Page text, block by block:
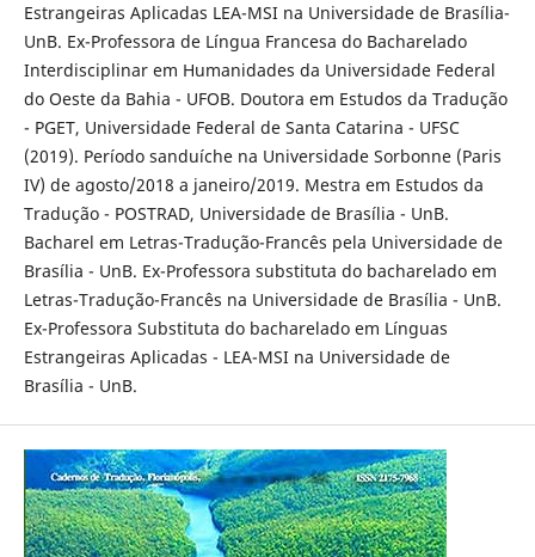
Estrangeiras Aplicadas LEA-MSI na Universidade de Brasília-
UnB. Ex-Professora de Língua Francesa do Bacharelado
Interdisciplinar em Humanidades da Universidade Federal
do Oeste da Bahia - UFOB. Doutora em Estudos da Tradução
- PGET, Universidade Federal de Santa Catarina - UFSC
(2019). Período sanduíche na Universidade Sorbonne (Paris
IV) de agosto/2018 a janeiro/2019. Mestra em Estudos da
Tradução - POSTRAD, Universidade de Brasília - UnB.
Bacharel em Letras-Tradução-Francês pela Universidade de
Brasília - UnB. Ex-Professora substituta do bacharelado em
Letras-Tradução-Francês na Universidade de Brasília - UnB.
Ex-Professora Substituta do bacharelado em Línguas
Estrangeiras Aplicadas - LEA-MSI na Universidade de
Brasília - UnB.